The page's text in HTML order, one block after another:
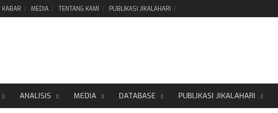
KABAR MEDIA TENTANG KAMI PUBLIKASI JIKALAHARI
ANALISIS MEDIA DATABASE PUBLIKASI JIKALAHARI